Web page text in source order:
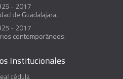
- 2017
de Guadalajara.
- 2017
contemporáneos.
Institucionales
cédula